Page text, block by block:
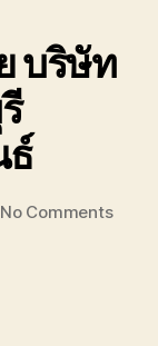
บริษัท
ธ์
No Commentson